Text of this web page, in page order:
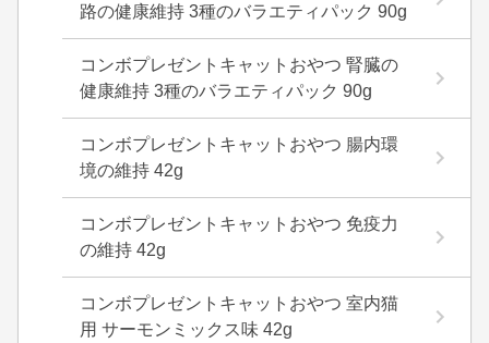
路の健康維持 3種のバラエティパック 90g
コンボプレゼントキャットおやつ 腎臓の
健康維持 3種のバラエティパック 90g
コンボプレゼントキャットおやつ 腸内環
境の維持 42g
コンボプレゼントキャットおやつ 免疫力
の維持 42g
コンボプレゼントキャットおやつ 室内猫
用 サーモンミックス味 42g